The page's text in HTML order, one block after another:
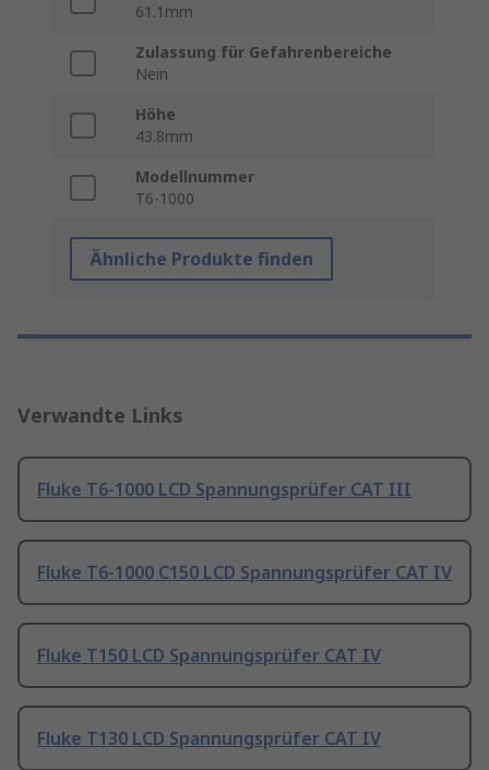
61.1mm
Zulassung für Gefahrenbereiche
Nein
Höhe
43.8mm
Modellnummer
T6-1000
Ähnliche Produkte finden
Verwandte Links
Fluke T6-1000 LCD Spannungsprüfer CAT III
Fluke T6-1000 C150 LCD Spannungsprüfer CAT IV
Fluke T150 LCD Spannungsprüfer CAT IV
Fluke T130 LCD Spannungsprüfer CAT IV